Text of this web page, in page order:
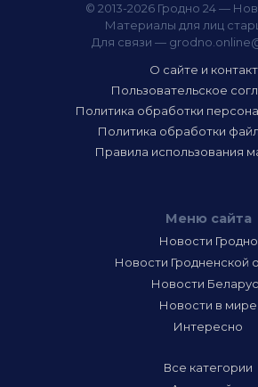
© 2013-2026 Гродно 24 —
Материалы для лиц
Для связи —
О сайте и
Пользовательское
Политика обработки
Политика обработки
Правила использования
Меню сайта
Новости Гродно
Новости Гродненской
Новости
Новости в мире
Интересно
Все категории